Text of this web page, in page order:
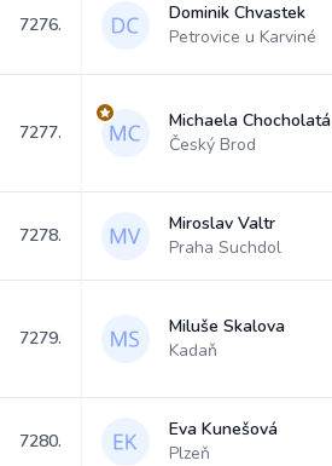
7276.
Dominik Chvastek
Petrovice u Karviné
7277.
Michaela Chocholatá
Český Brod
7278.
Miroslav Valtr
Praha Suchdol
7279.
Miluše Skalova
Kadaň
7280.
Eva Kunešová
Plzeň